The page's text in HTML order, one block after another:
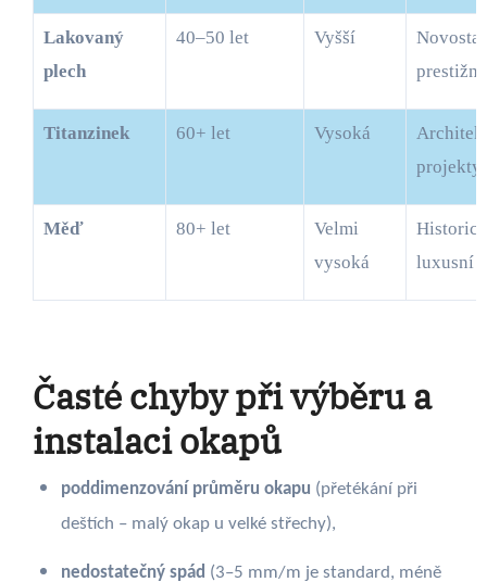
Lakovaný
plech
40–50 let Vyšší
Novostavby,
Titanzinek 60+ let Vysoká
Architektonické
projekty
Měď 80+ let
Velmi
vysoká
Historické a
luxusní
Časté chyby při výběru a
instalaci okapů
poddimenzování průměru okapu (přetékání při
deštích – malý okap u velké střechy),
nedostatečný spád (3–5 mm/m je standard, méně